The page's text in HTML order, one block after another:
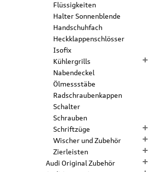
Flüssigkeiten
Halter Sonnenblende
Handschuhfach
Heckklappenschlösser
Isofix
Kühlergrills
Nabendeckel
Ölmessstäbe
Radschraubenkappen
Schalter
Schrauben
Schriftzüge
Wischer und Zubehör
Zierleisten
Audi Original Zubehör